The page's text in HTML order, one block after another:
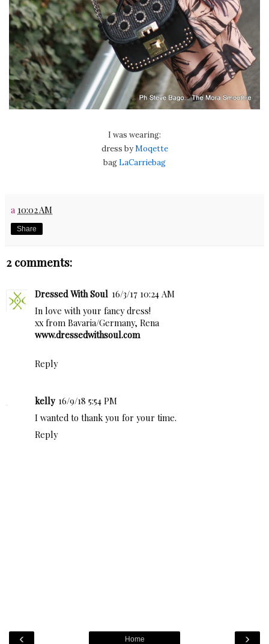
I was wearing:
dress byMoqette
bag LaCarriebag
a 10:02 AM
Share
2 comments:
Dressed With Soul 16/3/17 10:24 AM
In love with your fancy dress!
xx from Bavaria/Germany, Rena
www.dressedwithsoul.com
Reply
kelly 16/9/18 5:54 PM
I wanted to thank you for your time.
Reply
‹ ›
Home